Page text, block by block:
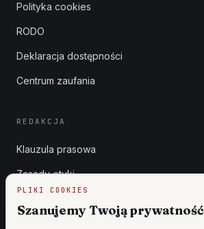
PLIKI COOKIES
Szanujemy Twoją prywatność
Polityka cookies
RODO
Deklaracja dostępności
Centrum zaufania
REDAKCJA
Klauzula prasowa
Zasady etyki